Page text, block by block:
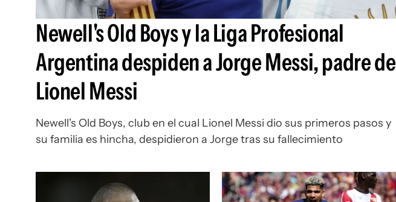
Newell's Old Boys y la Liga Profesional
Argentina despiden a Jorge Messi, padre de
Lionel Messi
Newell's Old Boys, club en el cual Lionel Messi dio sus primeros pasos y
su familia es hincha, despidieron a Jorge tras su fallecimiento